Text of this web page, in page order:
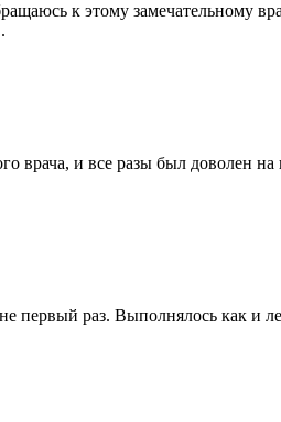
к этому замечательному
врача, и все разы был доволен
первый раз. Выполнялось как и